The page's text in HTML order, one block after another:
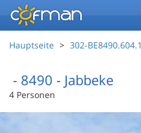
Hauptseite 302-BE8490.604.1
- 8490 - Jabbeke
4 Personen